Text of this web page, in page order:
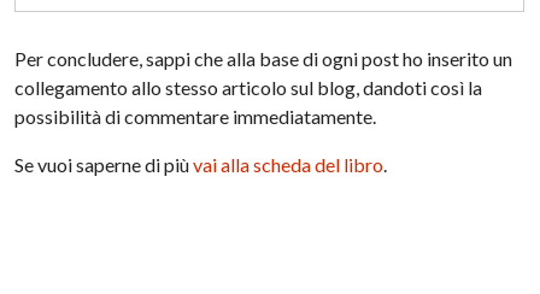
Per concludere, sappi che alla base di ogni post ho inserito un
collegamento allo stesso articolo sul blog, dandoti così la
possibilità di commentare immediatamente.
Se vuoi saperne di piùvai alla scheda del libro.